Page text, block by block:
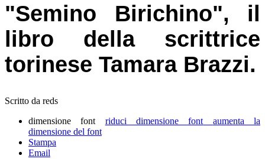
"Semino Birichino", il
libro della scrittrice
torinese Tamara Brazzi.
Scritto da reds
dimensione font
riduci dimensione font
aumenta la
dimensione del font
Stampa
Email